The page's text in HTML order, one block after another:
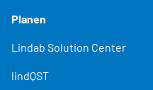
Planen
Lindab Solution Center
lindQST